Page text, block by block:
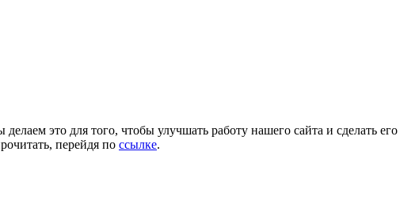
это для того, чтобы улучшать работу нашего сайта и сделать его
перейдя по ссылке.